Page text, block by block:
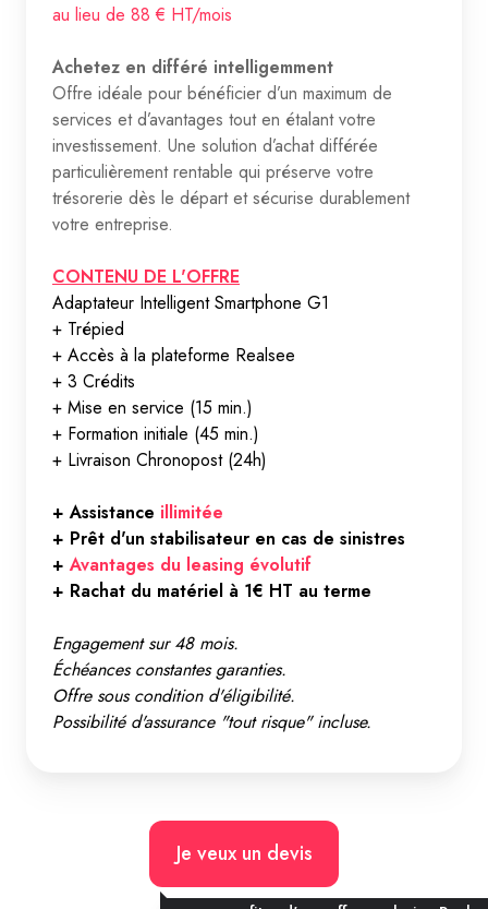
au lieu de 88 € HT/mois
Achetez en différé intelligemment
Offre idéale pour bénéficier d’un maximum de
services et d’avantages tout en étalant votre
investissement. Une solution d’achat différée
particulièrement rentable qui préserve votre
trésorerie dès le départ et sécurise durablement
votre entreprise.
CONTENU DE L'OFFRE
Adaptateur Intelligent Smartphone G1
+ Trépied
+ Accès à la plateforme Realsee
+ 3 Crédits
+ Mise en service (15 min.)
+ Formation initiale (45 min.)
+ Livraison Chronopost (24h)
+ Assistance illimitée
+ Prêt d'un stabilisateur en cas de sinistres
+Avantages du leasing évolutif
+ Rachat du matériel à 1€ HT au terme
Engagement sur 48 mois.
Échéances constantes garanties.
Offre sous condition d'éligibilité.
Possibilité d'assurance "tout risque" incluse.
Je veux un devis